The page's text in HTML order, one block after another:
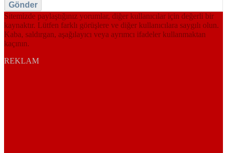
Gönder
Sitemizde paylaştığınız yorumlar, diğer kullanıcılar için değerli bir
kaynaktır. Lütfen farklı görüşlere ve diğer kullanıcılara saygılı olun.
Kaba, saldırgan, aşağılayıcı veya ayrımcı ifadeler kullanmaktan
kaçının.
REKLAM